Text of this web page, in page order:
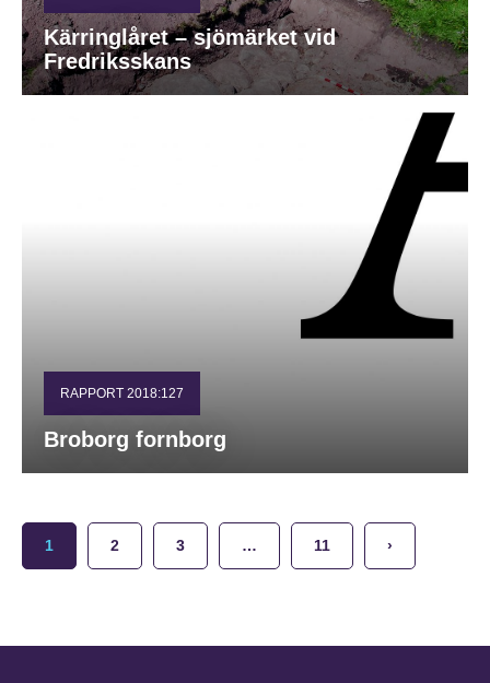
Kärringlåret – sjömärket vid
Fredriksskans
RAPPORT 2018:127
Broborg fornborg
1 2 3 … 11 ›